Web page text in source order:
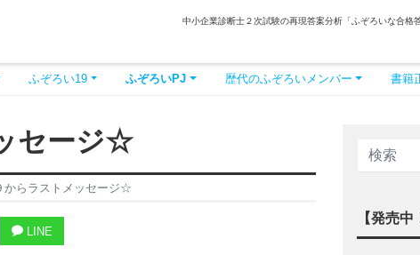
中小企業診断士２次試験の再現答案分析「ふぞろいな合格
ふぞろい19 ふぞろいPJ 歴代のふぞろいメンバー 書籍
セージ☆
からラストメッセージ☆
LINE
【発売